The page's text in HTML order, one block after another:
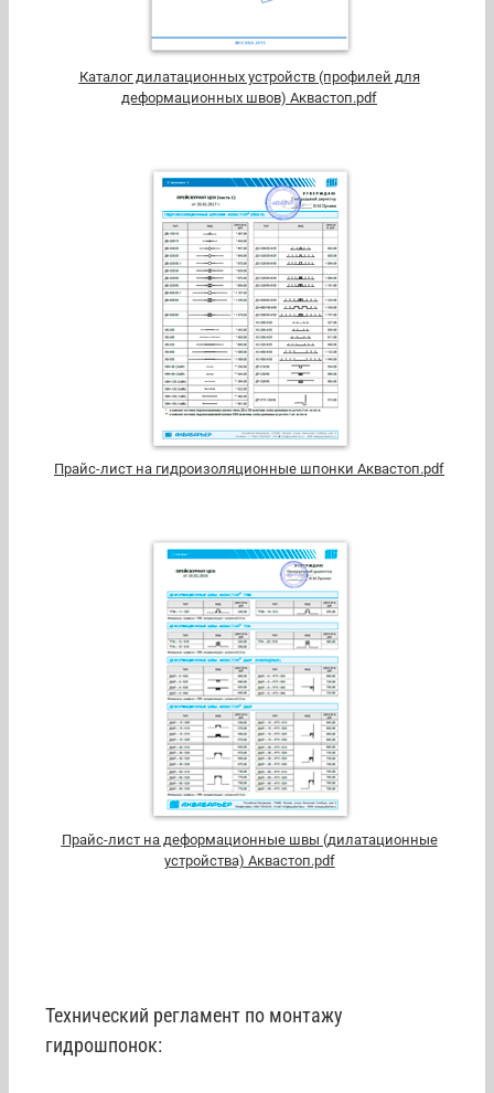
Каталог дилатационных устройств (профилей для
деформационных швов) Аквастоп.pdf
Прайс-лист на гидроизоляционные шпонки Аквастоп.pdf
Прайс-лист на деформационные швы (дилатационные
устройства) Аквастоп.pdf
Технический регламент по монтажу
гидрошпонок: